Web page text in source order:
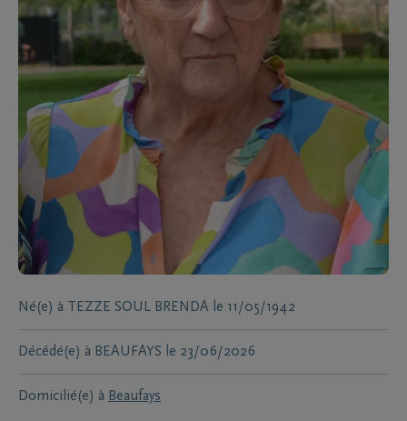
Né(e) à TEZZE SOUL BRENDA le 11/05/1942
Décédé(e) à BEAUFAYS le 23/06/2026
Domicilié(e) à Beaufays